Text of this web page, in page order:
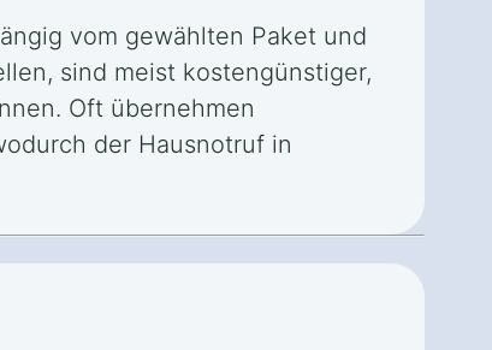
vom gewählten Paket und
sind meist kostengünstiger,
Oft übernehmen
der Hausnotruf in